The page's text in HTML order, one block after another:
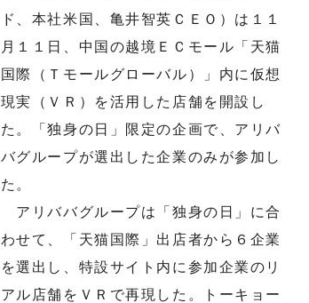
ド、本社米国、亀井智英ＣＥＯ）は１１
月１１日、中国の越境ＥＣモール「天猫
国際（Ｔモールグローバル）」内に仮想
現実（ＶＲ）を活用した店舗を開設し
た。「独身の日」限定の企画で、アリバ
バグループが選出した企業のみが参加し
た。
アリババグループは「独身の日」に合
わせて、「天猫国際」出店者から６企業
を選出し、特設サイト内に参加企業のリ
アル店舗をＶＲで再現した。トーキョー